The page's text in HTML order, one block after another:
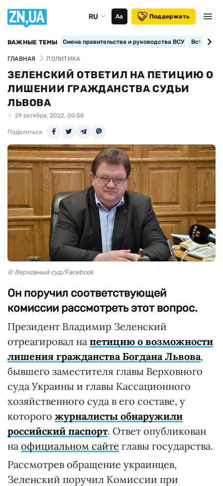
RU Аа Поддержать
ВАЖНЫЕ ТЕМЫ Смена правительства и руководства ВСУ
ГЛАВНАЯ ПОЛИТИКА
ЗЕЛЕНСКИЙ ОТВЕТИЛ НА ПЕТИЦИЮ О
ЛИШЕНИИ ГРАЖДАНСТВА СУДЬИ
ЛЬВОВА
29 октября, 2022, 00:58
Поделиться
© Верховный суд/Facebook
Он поручил соответствующей
комиссии рассмотреть этот вопрос.
Президент Владимир Зеленский
отреагировал на петицию о возможности
лишения гражданства Богдана Львова,
бывшего заместителя главы Верховного
суда Украины и главы Кассационного
хозяйственного суда в его составе, у
которого журналисты обнаружили
российский паспорт. Ответ опубликован
на официальном сайте главы государства.
Рассмотрев обращение украинцев,
Зеленский поручил Комиссии при